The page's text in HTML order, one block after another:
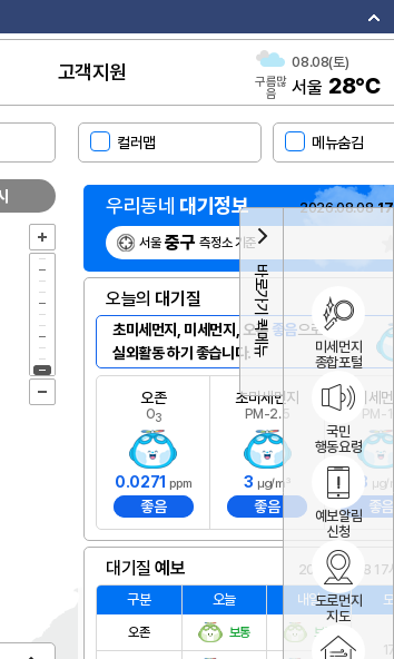
고객지원
구름많
음
08.08(토)
서울 28℃
컬러맵 메뉴숨김
우리동네 대기정보 2026.08.08
내위치
서울 중구 측정소 기준
오늘의 대기질
초미세먼지, 미세먼지, 오존 좋음으로
실외활동 하기 좋습니다.
오존
O3
0.0271 ppm
좋음
초미세먼지
PM-2.5
3 ㎍/㎥
좋음
미세
PM-
8 ㎍/
좋음
대기질예보
2026.08.08 17
구분
오늘 내일
오존 보통
보통
확대
줌 슬리이더
축소
바로가기 퀵메뉴
미세먼지
종합포털
국민
행동요령
예보알림
신청
도로먼지
지도